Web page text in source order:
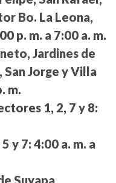
Bo. La Leona,
p. m. a 7:00 a. m.
Jardines de
Jorge y Villa
m.
1, 2, 7 y 8:
y 7: 4:00 a. m. a
Suyapa,